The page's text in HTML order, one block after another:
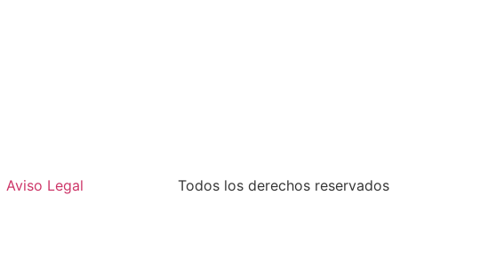
Aviso Legal Todos los derechos reservados